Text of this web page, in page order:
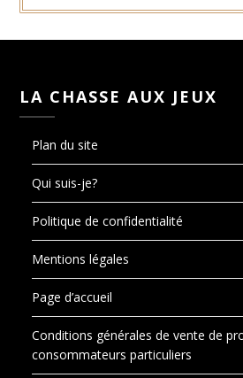
LA CHASSE AUX JEUX
Plan du site
Qui suis-je?
Politique de confidentialité
Mentions légales
Page d’accueil
Conditions générales de vente de
consommateurs particuliers